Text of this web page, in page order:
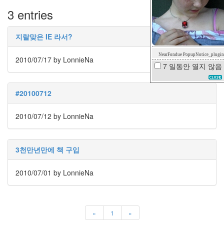
NearFondue PopupNotice_plugin
7 일동안 열지 않음
3 entries
지랄맞은 IE 라서?
2010/07/17 by LonnieNa
#20100712
2010/07/12 by LonnieNa
3천만년만에 책 구입
2010/07/01 by LonnieNa
« 1 »
LonnieNa
Tag
Cloud
KTX
김
민
UMPC
과
물